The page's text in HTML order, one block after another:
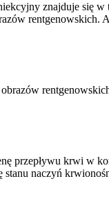
znajduje się
przepływu krwi w
stanu naczyń